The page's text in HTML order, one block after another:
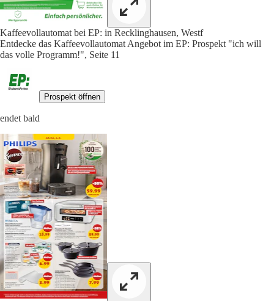
Kaffeevollautomat bei EP: in Recklinghausen, Westf
Entdecke das Kaffeevollautomat Angebot im EP: Prospekt "ich will
das volle Programm!", Seite 11
Prospekt öffnen
endet bald